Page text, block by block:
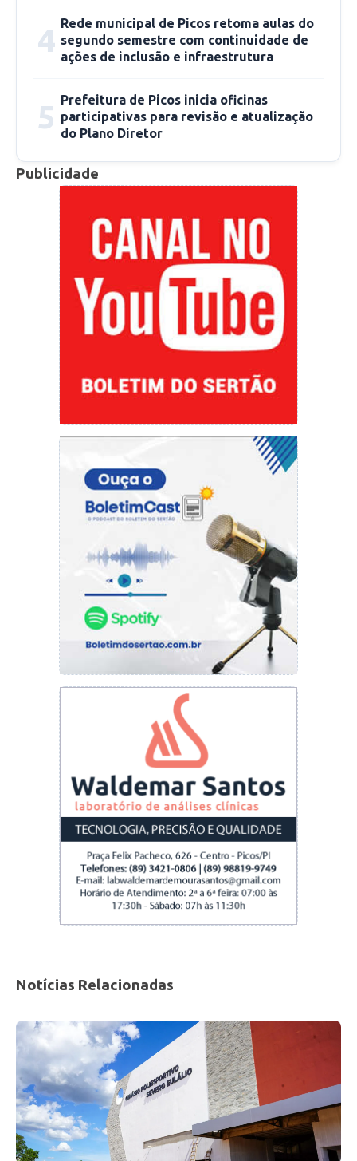
que garantem a acessibilidade para pessoas
com deficiência, assegurando o uso
democrático e confortável do espaço.
“Este ginásio abrigará grandes ações
esportivas, culturais, de lazer. Uma ferramenta
para fortalecer cada vez mais o esporte
piauiense” declarou a secretária dos esportes,
Josiene Campelo.
O engenheiro civil Severo Maria Eulálio Filho,
que teve destacada atuação nas esferas privada
e pública, dirigindo diversos órgãos da
administração estadual, dá nome à arena.
“Este ginásio vai fomentar o esporte não só em
Picos, mas em toda a macrorregião. O povo de
Picos agradece imensamente ao trabalho que o
governador Rafael realiza em prol de nossa
população” disse o prefeito Pablo Santos.
Jogo exibição
Uma partida de exibição marcou a inauguração
do ginásio. Os times branco e vermelho
mesclaram ex-atletas profissionais e
autoridades, apresentando um futebol que
divertiu o público.
Com a camisa rubro jogaram o governador
Rafael Fonteles; os secretários da
4 Rede municipal de Picos retoma aulas do
segundo semestre com continuidade de
ações de inclusão e infraestrutura
5 Prefeitura de Picos inicia oficinas
participativas para revisão e atualização
do Plano Diretor
Publicidade
Notícias Relacionadas